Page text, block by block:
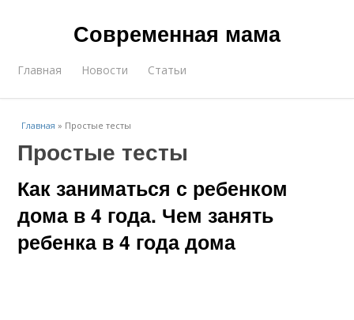
Современная мама
Главная Новости Статьи
Главная » Простые тесты
Простые тесты
Как заниматься с ребенком
дома в 4 года. Чем занять
ребенка в 4 года дома